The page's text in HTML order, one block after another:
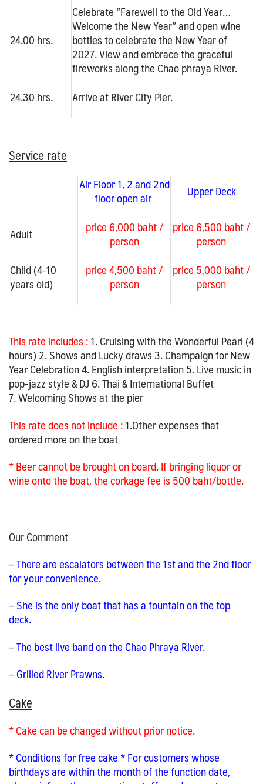
24.00 hrs.
Celebrate “Farewell to the Old Year…
Welcome the New Year” and open wine
bottles to celebrate the New Year of
2027. View and embrace the graceful
fireworks along the Chao phraya River.
24.30 hrs.
Arrive at River City Pier.
Service rate
Air Floor 1, 2 and 2nd
floor open air UpperDeck
Adult price 6,000 baht /
person
price 6,500 baht /
person
Child (4-10
years old)
price 4,500 baht /
person
price 5,000 baht /
person
This rate includes :1. Cruising with the Wonderful Pearl (4
hours) 2. Shows and Lucky draws 3. Champaign for New
Year Celebration 4. English interpretation 5. Live music in
pop-jazz style & DJ 6. Thai & International Buffet
7. Welcoming Shows at the pier
This rate does not include :1.Other expenses that
ordered more on the boat
* Beer cannot be brought on board. If bringing liquor or
wine onto the boat, the corkage fee is 500 baht/bottle.
Our Comment
– There are escalators between the 1st and the 2nd floor
for your convenience.
– She is the only boat that has a fountain on the top
deck.
– The best live band on the Chao Phraya River.
– Grilled River Prawns.
Cake
* Cake can be changed without prior notice.
* Conditions for free cake * For customers whose
birthdays are within the month of the function date,